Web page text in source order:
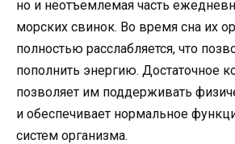
но и неотъемлемая часть
морских свинок. Во время сна их
полностью расслабляется, что
пополнить энергию. Достаточное
позволяет им поддерживать
и обеспечивает нормальное
систем организма.